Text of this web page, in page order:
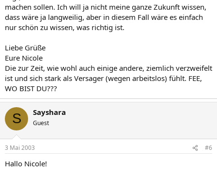
machen sollen. Ich will ja nicht meine ganze Zukunft wissen,
dass wäre ja langweilig, aber in diesem Fall wäre es einfach
nur schön zu wissen, was richtig ist.
Liebe Grüße
Eure Nicole
Die zur Zeit, wie wohl auch einige andere, ziemlich verzweifelt
ist und sich stark als Versager (wegen arbeitslos) fühlt. FEE,
WO BIST DU???
S Sayshara
Guest
3 Mai 2003 #6
Hallo Nicole!